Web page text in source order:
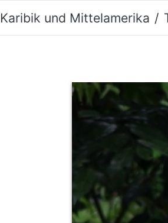
Karibik und Mittelamerika